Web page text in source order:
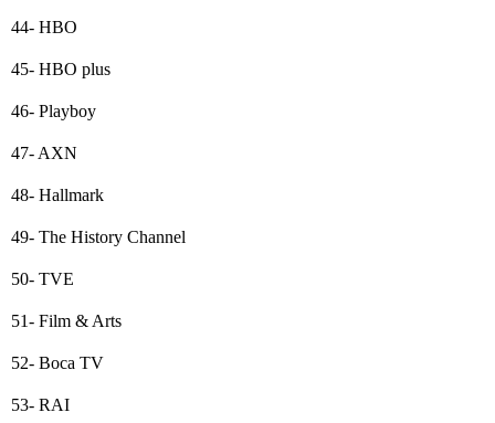
44- HBO
45- HBO plus
46- Playboy
47- AXN
48- Hallmark
49- The History Channel
50- TVE
51- Film & Arts
52- Boca TV
53- RAI